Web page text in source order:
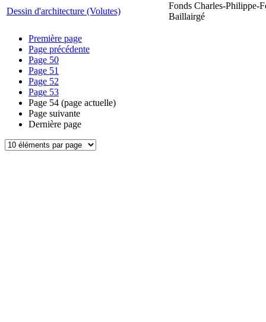
Dessin d'architecture (Volutes)
Fonds Charles-Philippe-
Baillairgé
Première page
Page précédente
Page 50
Page 51
Page 52
Page 53
Page 54 (page actuelle)
Page suivante
Dernière page